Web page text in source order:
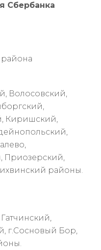
Сбербанка
Волосовский,
Киришский,
Приозерский,
районы.
г.Сосновый Бор,